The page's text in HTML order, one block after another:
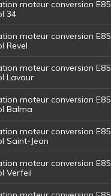
moteur conversion E85
34
moteur conversion E85
Revel
moteur conversion E85
Lavaur
moteur conversion E85
Balma
moteur conversion E85
Saint-Jean
moteur conversion E85
Verfeil